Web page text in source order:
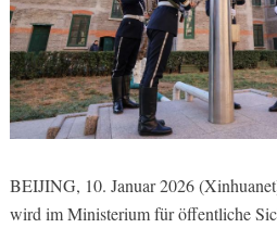
BEIJING, 10. Januar 2026
wird im Ministerium für öffentliche